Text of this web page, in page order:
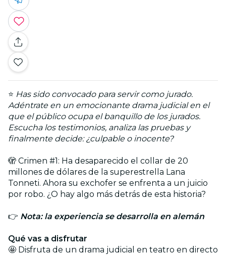
⭐ Has sido convocado para servir como jurado.
Adéntrate en un emocionante drama judicial en el
que el público ocupa el banquillo de los jurados.
Escucha los testimonios, analiza las pruebas y
finalmente decide: ¿culpable o inocente?
🫣 Crimen #1: Ha desaparecido el collar de 20
millones de dólares de la superestrella Lana
Tonneti. Ahora su exchofer se enfrenta a un juicio
por robo. ¿O hay algo más detrás de esta historia?
👉 Nota: la experiencia se desarrolla en alemán
Qué vas a disfrutar
🤩 Disfruta de un drama judicial en teatro en directo